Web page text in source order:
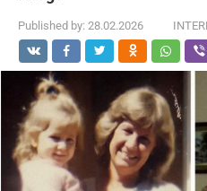
Published by: 28.02.2026